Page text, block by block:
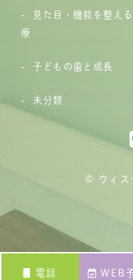
電話 WEB
見た目・機能を整え
療
子どもの歯と成長
未分類
© ウィス